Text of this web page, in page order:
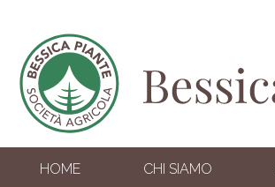
HOME CHI SIAMO